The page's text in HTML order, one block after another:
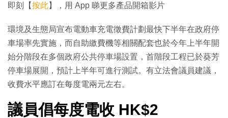
片
即刻【按此】，用 App 睇更多產品開箱影片
環境及生態局宣布電動車充電徵費計劃最快下半年在政府停
車場率先實施，而自助繳費機等相關配套也於今年上半年開
始分階段在多個政府公共停車場設置，首階段工程已於葵芳
停車場展開，預計上半年可進行測試。有立法會議員建議，
收費水平應訂在每度電兩元左右。
議員倡每度電收 HK$2